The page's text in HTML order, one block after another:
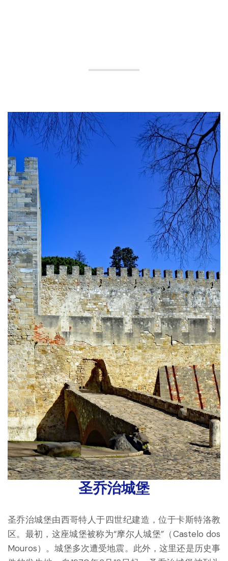
圣乔治城堡
圣乔治城堡由西哥特人于四世纪建造，位于卡斯特洛教
区。最初，这座城堡被称为“摩尔人城堡”（Castelo dos
Mouros）。城堡多次遭受地震。此外，这里还是历史事